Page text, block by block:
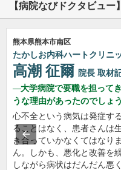
【病院なびドクタビュ
熊本県熊本市南区
たかしお内科ハートクリニ
高潮 征爾 院長 取材
大学病院で要職を担って
うな理由があったのでしょ
心不全という病気は発症す
ることはなく、患者さんは
き合っていかなくてはなり
ん。しかも、悪化と改善を
しながら病状はだんだん悪